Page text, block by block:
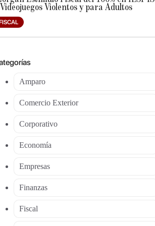
Violentos y para Adultos
Amparo
Comercio Exterior
Corporativo
Economía
Empresas
Finanzas
Fiscal